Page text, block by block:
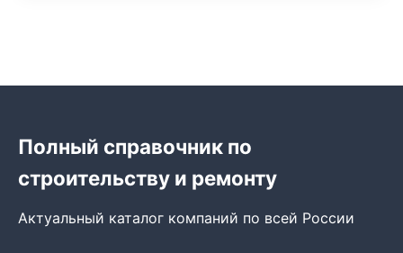
Полный справочник по
строительству и ремонту
Актуальный каталог компаний по всей России